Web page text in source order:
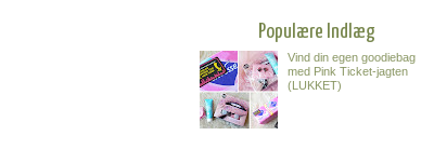
Populære Indlæg
Vind din egen goodiebag
med Pink Ticket-jagten
(LUKKET)